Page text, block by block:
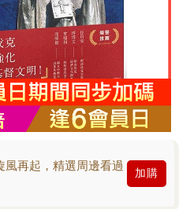
再起，精選周邊看過
加購